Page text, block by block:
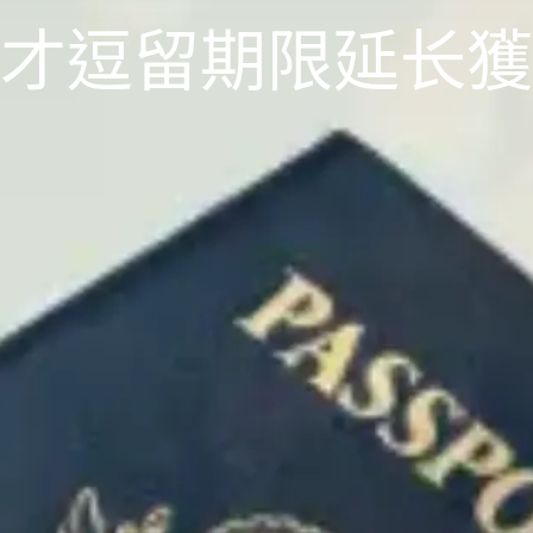
逗留期限延长